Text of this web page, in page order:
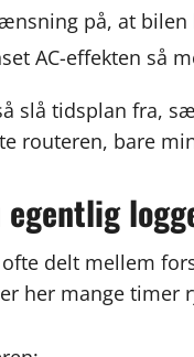
på, at
AC-effekten så
slå tidsplan fra,
routeren, bare
egentlig
delt mellem
her mange timer